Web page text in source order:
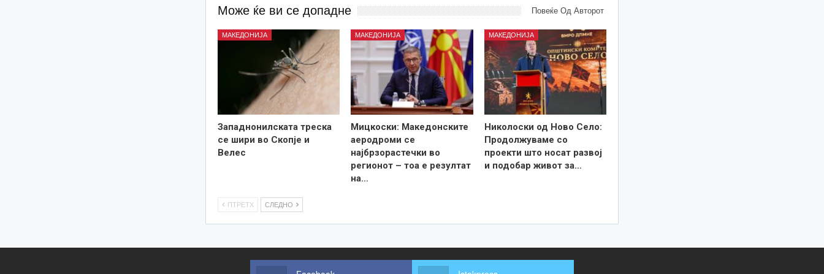
Може ќе ви се допадне Повеќе Од Авторот
МАКЕДОНИЈА
Западнонилската треска
се шири во Скопје и
Велес
МАКЕДОНИЈА
Мицкоски: Македонските
аеродроми се
најбрзорастечки во
регионот – тоа е резултат
на…
МАКЕДОНИЈА
Николоски од Ново Село:
Продолжуваме со
проекти што носат развој
и подобар живот за…
ПТРЕТХ СЛЕДНО